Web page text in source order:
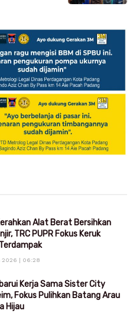
Alat Berat Bersihkan
TRC PUPR Fokus Keruk
2026 | 06:28
Kerja Sama Sister City
Fokus Pulihkan Batang Arau
Hijau